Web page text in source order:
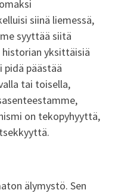
siinä liemessä,
syyttää siitä
yksittäisiä
pidä päästää
tai toisella,
on tekopyhyyttä,
älymystö. Sen